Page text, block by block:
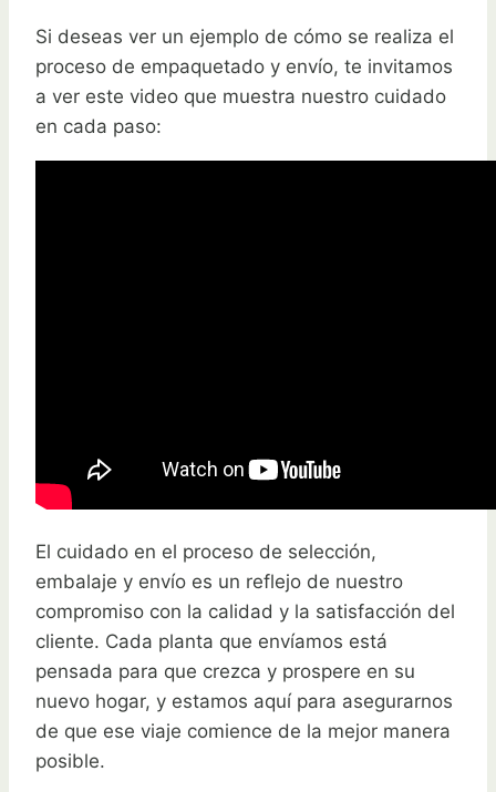
Si deseas ver un ejemplo de cómo se realiza el
proceso de empaquetado y envío, te invitamos
a ver este video que muestra nuestro cuidado
en cada paso:
El cuidado en el proceso de selección,
embalaje y envío es un reflejo de nuestro
compromiso con la calidad y la satisfacción del
cliente. Cada planta que envíamos está
pensada para que crezca y prospere en su
nuevo hogar, y estamos aquí para asegurarnos
de que ese viaje comience de la mejor manera
posible.